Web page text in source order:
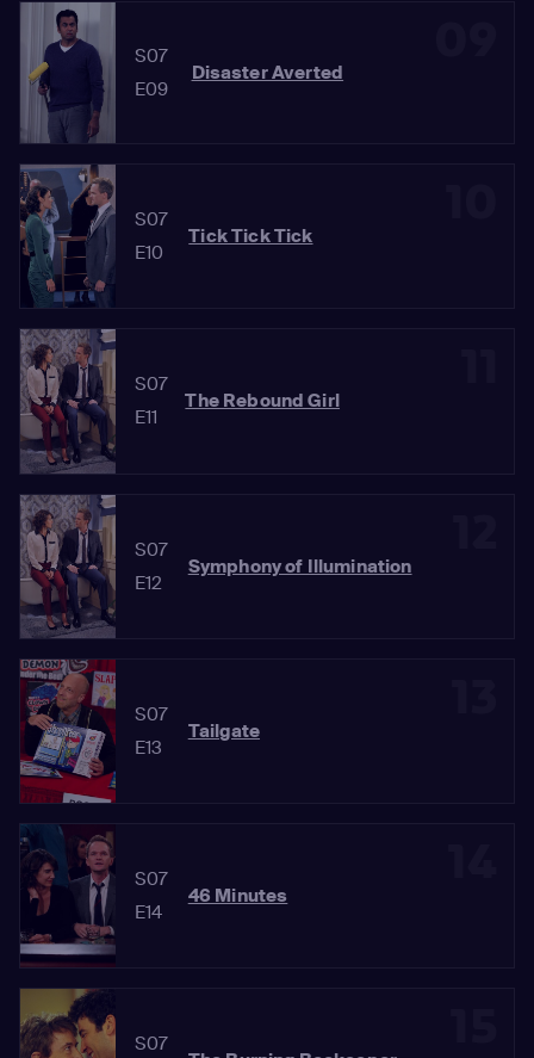
S07
E09
Disaster Averted
S07
E10
Tick Tick Tick
S07
E11
The Rebound Girl
S07
E12
Symphony of Illumination
S07
E13
Tailgate
S07
E14
46 Minutes
S07